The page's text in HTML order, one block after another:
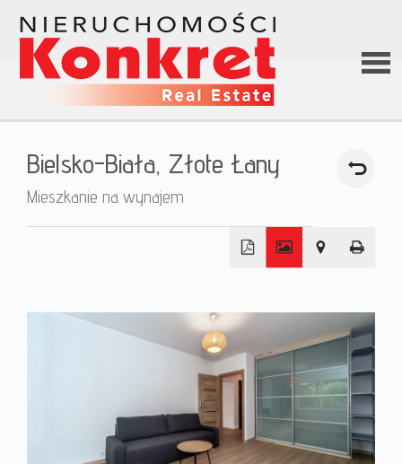
O
Bielsko-Biała, Złote Łany
Mieszkanie na wynajem
−